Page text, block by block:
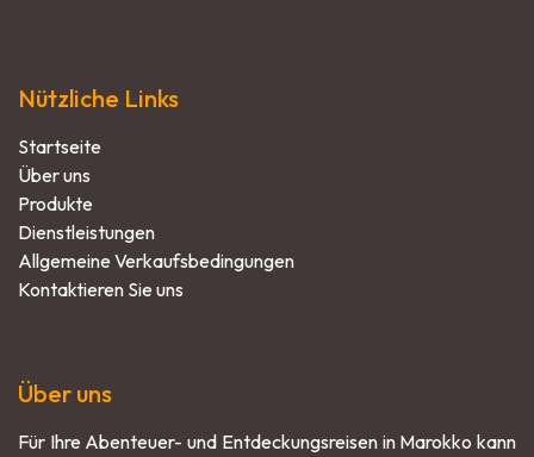
Nützliche Links
Startseite
Über uns
Produkte
Dienstleistungen
Allgemeine Verkaufsbedingungen
Kontaktieren Sie uns
Über uns
Für Ihre Abenteuer- und Entdeckungsreisen in Marokko kann